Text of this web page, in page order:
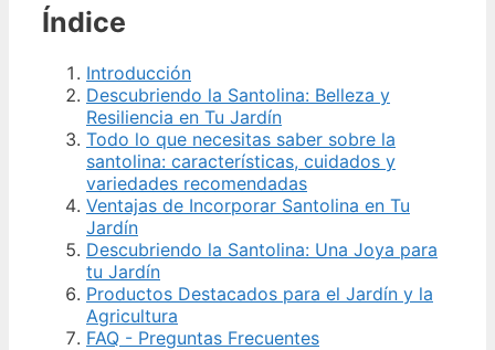
Índice
Introducción
Descubriendo la Santolina: Belleza y
Resiliencia en Tu Jardín
Todo lo que necesitas saber sobre la
santolina: características, cuidados y
variedades recomendadas
Ventajas de Incorporar Santolina en Tu
Jardín
Descubriendo la Santolina: Una Joya para
tu Jardín
Productos Destacados para el Jardín y la
Agricultura
FAQ - Preguntas Frecuentes